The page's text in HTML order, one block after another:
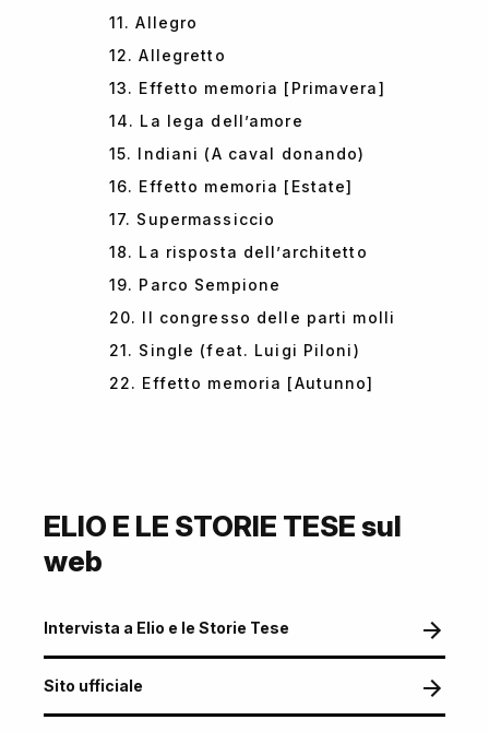
11. Allegro
12. Allegretto
13. Effetto memoria [Primavera]
14. La lega dell’amore
15. Indiani (A caval donando)
16. Effetto memoria [Estate]
17. Supermassiccio
18. La risposta dell’architetto
19. Parco Sempione
20. Il congresso delle parti molli
21. Single (feat. Luigi Piloni)
22. Effetto memoria [Autunno]
ELIO E LE STORIE TESE sul
web
Intervista a Elio e le Storie Tese
Sito ufficiale